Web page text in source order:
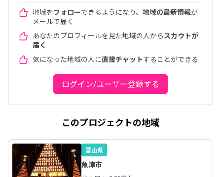
地域をフォローできるようになり、 地域の最新情報が
メールで届く
あなたのプロフィールを見た地域の人から スカウトが
届く
気になった地域の人に直接チャットすることができる
ログイン/ユーザー登録する
このプロジェクトの地域
富山県
魚津市